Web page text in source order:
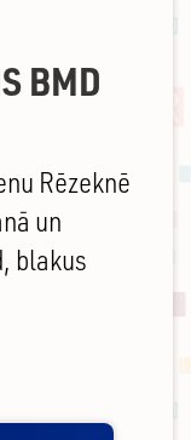
BMD
Rēzeknē
un
blakus